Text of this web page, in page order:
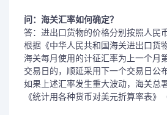
问：海关汇率如何确定？
答：进出口货物的价格分别按照人民
根据《中华人民共和国海关进出口货
海关每月使用的计征汇率为上一个月
交易日的，顺延采用下一个交易日公
如果上述汇率发生重大波动，海关总
《统计用各种货币对美元折算率表》